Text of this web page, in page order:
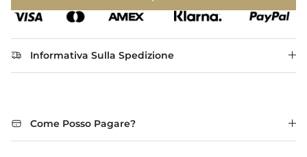
Informativa Sulla Spedizione
Come Posso Pagare?